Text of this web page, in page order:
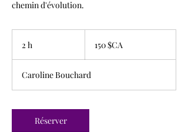
chemin d'évolution.
2 h
canadiens
150 $CA
Caroline Bouchard
Réserver